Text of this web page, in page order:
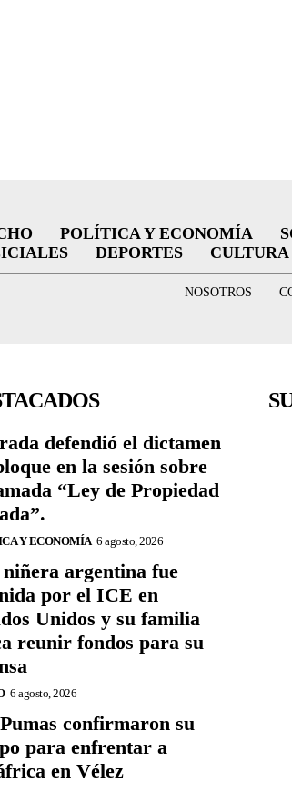
POLÍTICA Y ECONOMÍA
DEPORTES
NOSOTROS
defendió el dictamen
en la sesión sobre
“Ley de Propiedad
Y ECONOMÍA 6 agosto, 2026
argentina fue
por el ICE en
Unidos y su familia
reunir fondos para su
6 agosto, 2026
confirmaron su
para enfrentar a
en Vélez